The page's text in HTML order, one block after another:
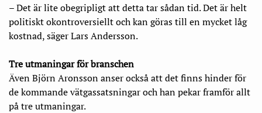
– Det är lite obegripligt att detta tar sådan tid. Det är helt
politiskt okontroversiellt och kan göras till en mycket låg
kostnad, säger Lars Andersson.
Tre utmaningar för branschen
Även Björn Aronsson anser också att det finns hinder för
de kommande vätgassatsningar och han pekar framför allt
på tre utmaningar.